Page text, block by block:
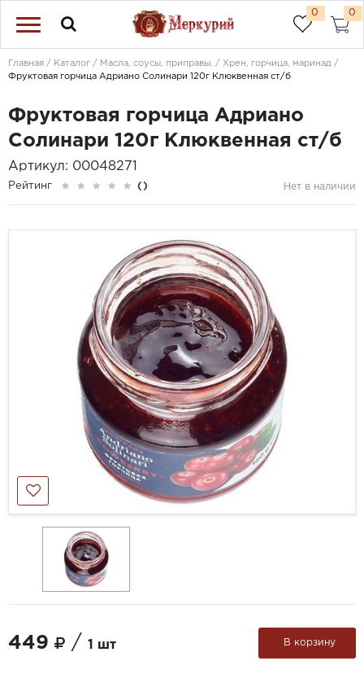
0 0
Главная Каталог Масла, соусы, приправы.
Хрен, горчица, маринад
Фруктовая горчица Адриано Солинари 120г Клюквенная ст/б
Фруктовая горчица Адриано
Солинари 120г Клюквенная ст/б
Артикул: 00048271
Рейтинг () Нет в наличии
449 / 1 шт В корзину